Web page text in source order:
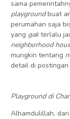
sama
playgroundbuat
perumahan saja
yang gakterlalu
neighborhood
mungkin tentang
detail di
Playground di
Alhamdulillah,